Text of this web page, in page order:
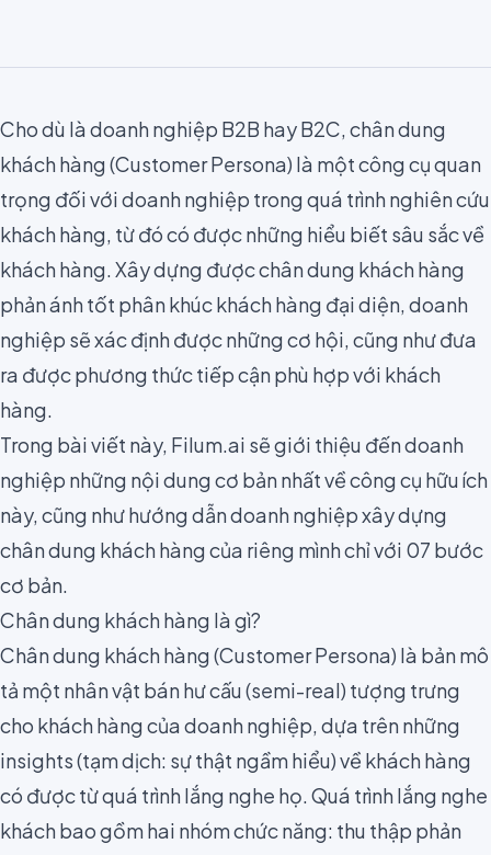
Cho dù là doanh nghiệp B2B hay B2C, chân dung
khách hàng (Customer Persona) là một công cụ quan
trọng đối với doanh nghiệp trong quá trìnhnghiên cứu
khách hàng, từ đó có được những hiểu biết sâu sắc về
khách hàng. Xây dựng được chân dung khách hàng
phản ánh tốt phân khúc khách hàng đại diện, doanh
nghiệp sẽ xác định được những cơ hội, cũng như đưa
ra được phương thức tiếp cận phù hợp với khách
hàng.
Trong bài viết này, Filum.ai sẽ giới thiệu đến doanh
nghiệp những nội dung cơ bản nhất về công cụ hữu ích
này, cũng như hướng dẫn doanh nghiệp xây dựng
chân dung khách hàng của riêng mình chỉ với 07 bước
cơ bản.
Chân dung khách hàng là gì?
Chân dung khách hàng (Customer Persona) là bản mô
tả một nhân vật bán hư cấu (semi-real) tượng trưng
cho khách hàng của doanh nghiệp, dựa trên những
insights(tạm dịch: sự thật ngầm hiểu) về khách hàng
có được từ quá trìnhlắng nghe họ. Quá trình lắng nghe
khách bao gồm hai nhóm chức năng: thu thập phản